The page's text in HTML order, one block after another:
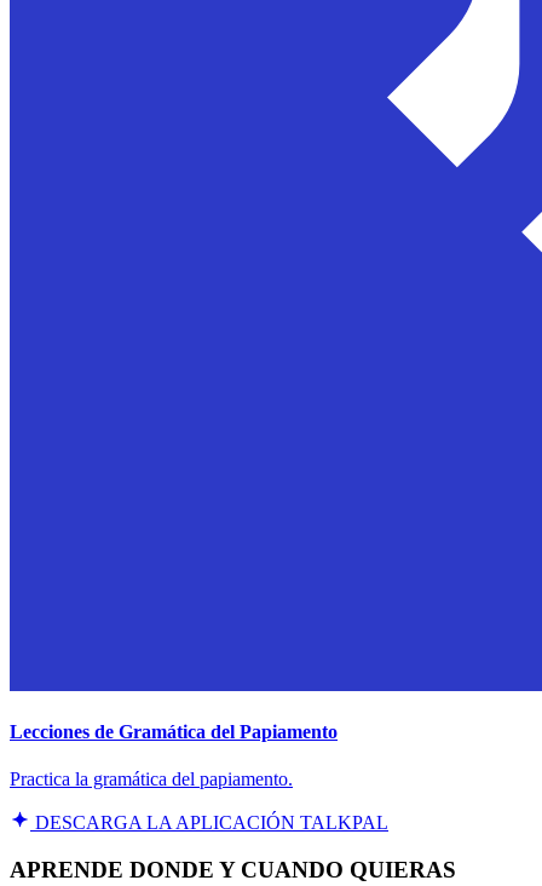
Lecciones de Gramática del Papiamento
Practica la gramática del papiamento.
DESCARGA LA APLICACIÓN TALKPAL
APRENDE DONDE Y CUANDO QUIERAS